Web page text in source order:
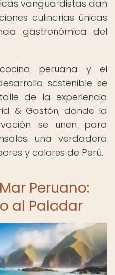
vanguardistas dan
culinarias únicas
gastronómica del
peruana y el
sostenible se
de la experiencia
& Gastón, donde la
se unen para
una verdadera
y colores de Perú.
Peruano:
al Paladar